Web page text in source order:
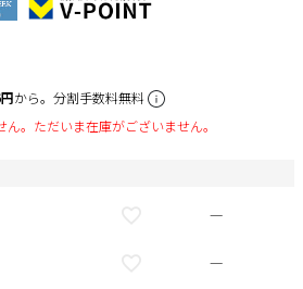
から。分割手数料無料
ん。ただいま在庫がございません。
—
—